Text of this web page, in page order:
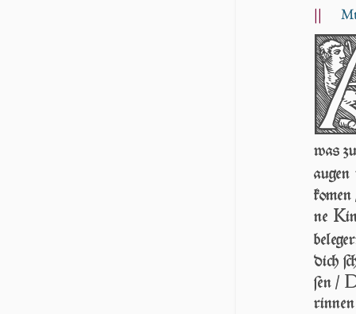
||
was
ne K
dich
ſen /
rin­nen